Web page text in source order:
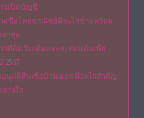
รเปิดบัญชี
เชื่อไทยพาณิชย์มีอะไรบ้าง พร้อม
ล่าสุด
ที่คิด รีบเติมและสะสมแต้มเพื่อ
2567
นุมัติสินเชื่อบ้าน ธอส มีอะไรสำคัญ
ย่างไร